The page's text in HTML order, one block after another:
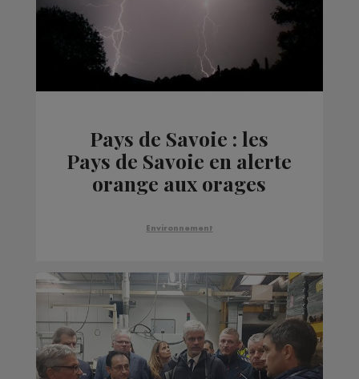
Pays de Savoie : les
Pays de Savoie en alerte
orange aux orages
Environnement